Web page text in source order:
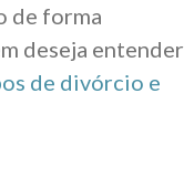
de forma
deseja entender
de divórcio e